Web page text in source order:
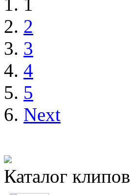
2
3
4
5
Next
Каталог клипов